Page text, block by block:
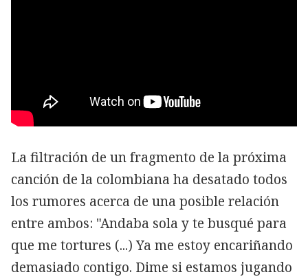
La filtración de un fragmento de la próxima
canción de la colombiana ha desatado todos
los rumores acerca de una posible relación
entre ambos: "Andaba sola y te busqué para
que me tortures (...) Ya me estoy encariñando
demasiado contigo. Dime si estamos jugando